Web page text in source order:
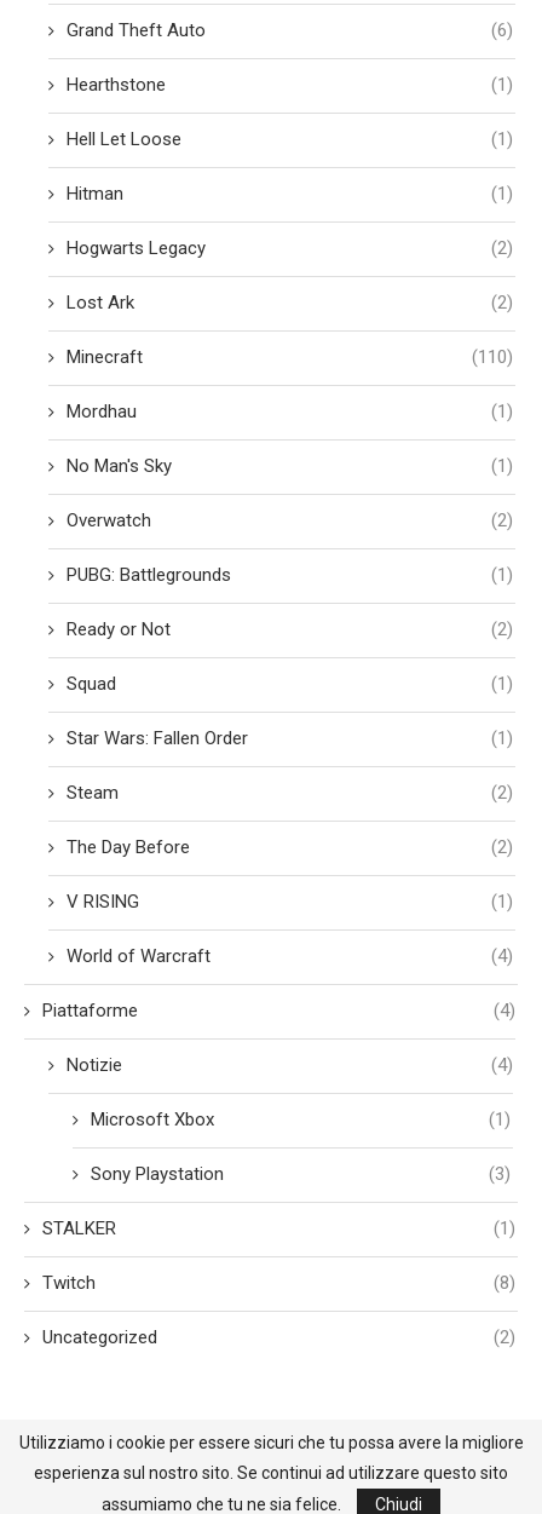
Grand Theft Auto (6)
Hearthstone (1)
Hell Let Loose (1)
Hitman (1)
Hogwarts Legacy (2)
Lost Ark (2)
Minecraft (110)
Mordhau (1)
No Man's Sky (1)
Overwatch (2)
PUBG: Battlegrounds (1)
Ready or Not (2)
Squad (1)
Star Wars: Fallen Order (1)
Steam (2)
The Day Before (2)
V RISING (1)
World of Warcraft (4)
Piattaforme (4)
Notizie (4)
Microsoft Xbox (1)
Sony Playstation (3)
STALKER (1)
Twitch (8)
Uncategorized (2)
@2021 - All Right Reserved. Designed and Developed by BehindReality.it
Utilizziamo i cookie per essere sicuri che tu possa avere la migliore
esperienza sul nostro sito. Se continui ad utilizzare questo sito
assumiamo che tu ne sia felice.
Chiudi